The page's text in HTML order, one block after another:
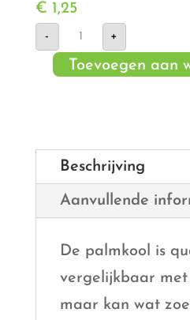
€ 1,25
-
Palmkool
aantal
+
Toevoegen aan
Beschrijving
Aanvullende
De palmkool is
vergelijkbaar met
maar kan wat